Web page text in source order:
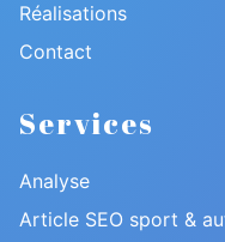
Réalisations
Contact
Services
Analyse
Article SEO sport &